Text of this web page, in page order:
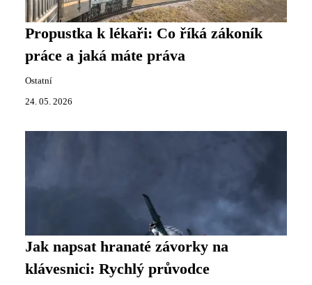
Propustka k lékaři: Co říká zákoník
práce a jaká máte práva
Ostatní
24. 05. 2026
Jak napsat hranaté závorky na
klávesnici: Rychlý průvodce